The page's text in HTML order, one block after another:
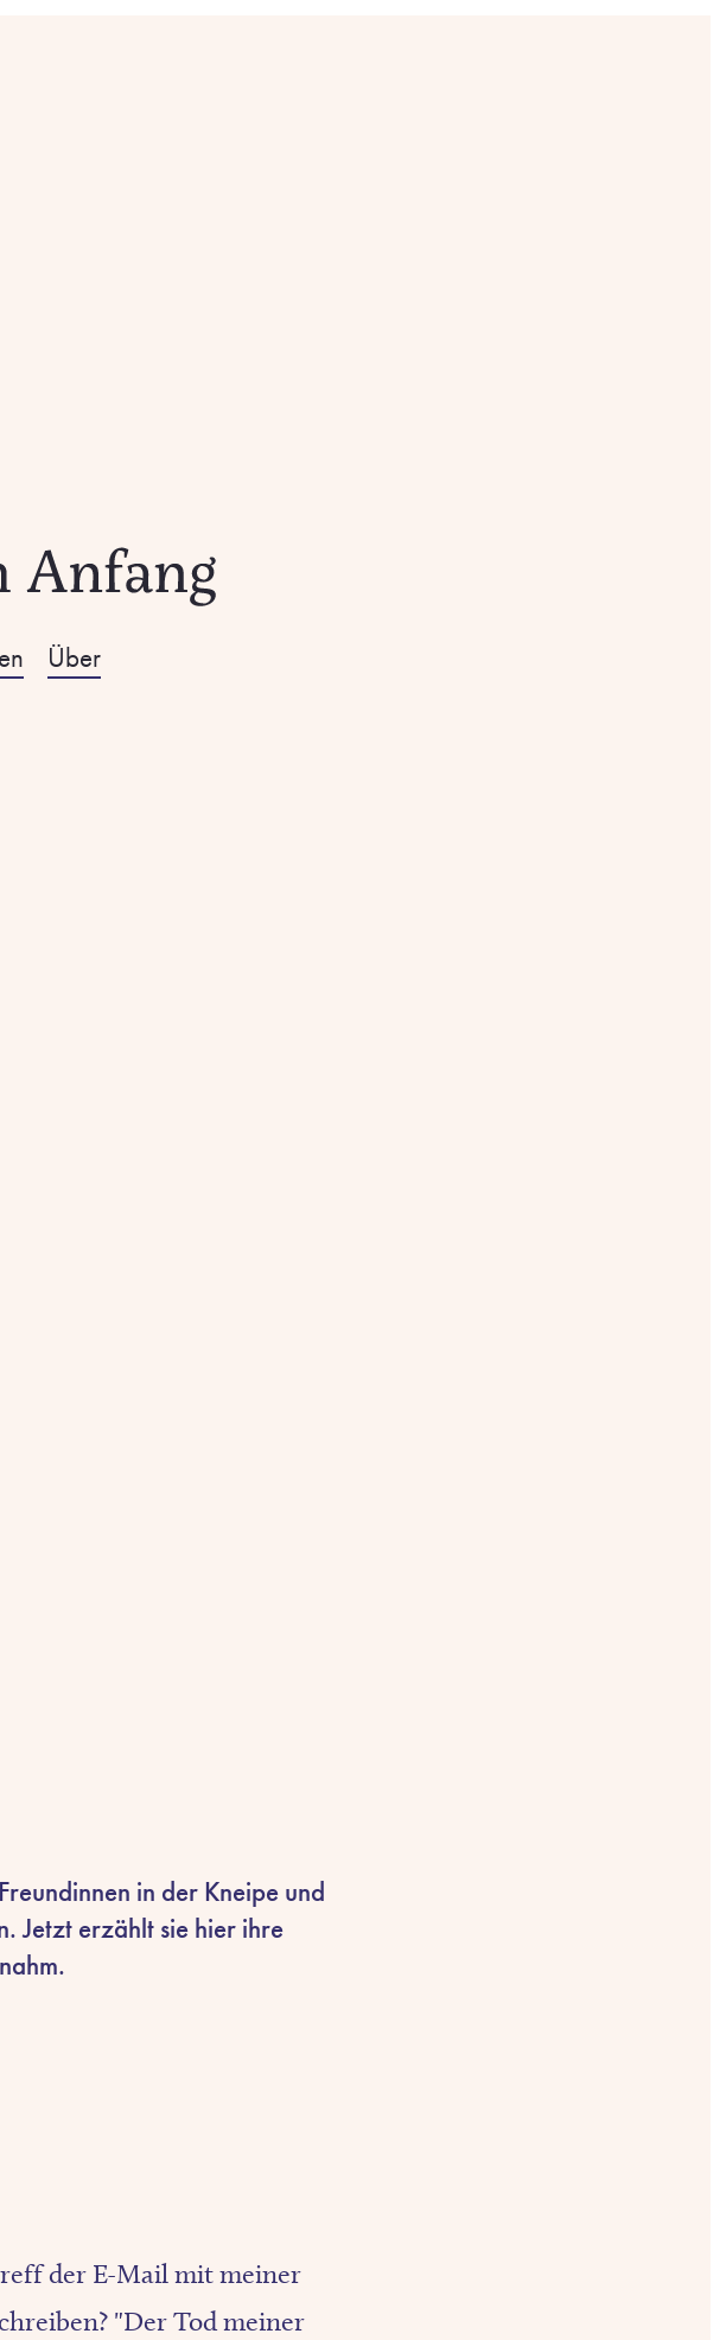
Über
in der Kneipe und
Jetzt erzählt sie hier ihre
der E-Mail mit meiner
"Der Tod meiner